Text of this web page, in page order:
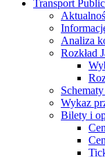
Transport
Analiza
Rozkład
Wykaz
Bilety i